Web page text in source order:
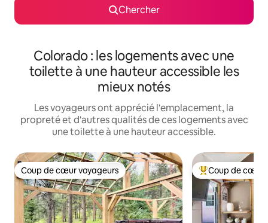
Chercher
Colorado : les logements avec une
toilette à une hauteur accessible les
mieux notés
Les voyageurs ont apprécié l'emplacement, la
propreté et d'autres qualités de ces logements avec
une toilette à une hauteur accessible.
Coup de cœur voyageurs
Coup de cœur voyageurs Coup de cœur
Coup de cœur